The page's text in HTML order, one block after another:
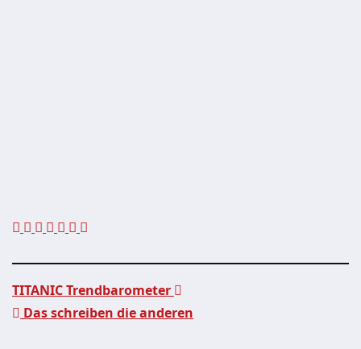
TITANIC Trendbarometer
Das schreiben die anderen